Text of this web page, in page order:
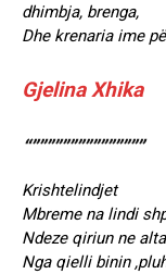
dhimbja, brenga,
Dhe krenaria ime
Gjelina Xhika
“”””””””””””””””
Krishtelindjet
Mbreme na lindi
Ndeze qiriun ne
Nga qielli binin